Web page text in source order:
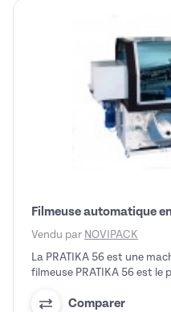
Filmeuse automatique
Vendu par NOVIPACK
La PRATIKA 56 est une
filmeuse PRATIKA 56 est le
Comparer